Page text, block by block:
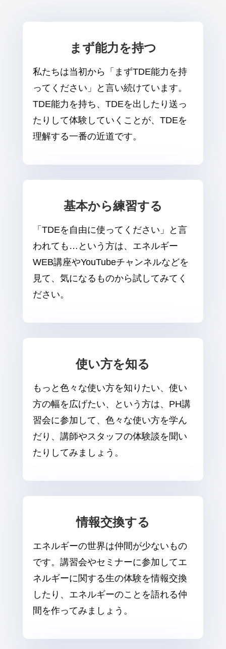
まず能力を持つ
私たちは当初から「まずTDE能力を持
ってください」と言い続けています。
TDE能力を持ち、TDEを出したり送っ
たりして体験していくことが、TDEを
理解する一番の近道です。
基本から練習する
「TDEを自由に使ってください」と言
われても…という方は、エネルギー
WEB講座やYouTubeチャンネルなどを
見て、気になるものから試してみてく
ださい。
使い方を知る
もっと色々な使い方を知りたい、使い
方の幅を広げたい、という方は、PH講
習会に参加して、色々な使い方を学ん
だり、講師やスタッフの体験談を聞い
たりしてみましょう。
情報交換する
エネルギーの世界は仲間が少ないもの
です。講習会やセミナーに参加してエ
ネルギーに関する生の体験を情報交換
したり、エネルギーのことを語れる仲
間を作ってみましょう。